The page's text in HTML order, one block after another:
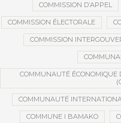
COMMISSION D’APPEL
COMMISSION ÉLECTORALE
COMMISSION
COMMUNAUTÉ ÉCONOMIQUE
COMMUNAUTÉ
COMMUNE I BAMAKO